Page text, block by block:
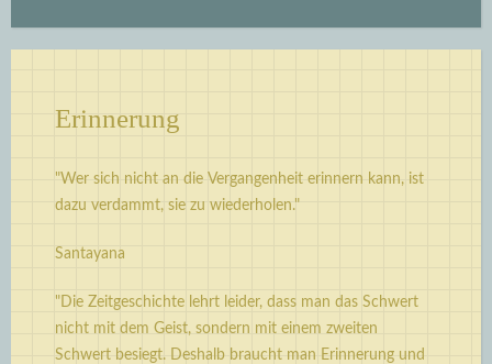
Erinnerung
"Wer sich nicht an die Vergangenheit erinnern kann, ist
dazu verdammt, sie zu wiederholen."
Santayana
"Die Zeitgeschichte lehrt leider, dass man das Schwert
nicht mit dem Geist, sondern mit einem zweiten
Schwert besiegt. Deshalb braucht man Erinnerung und